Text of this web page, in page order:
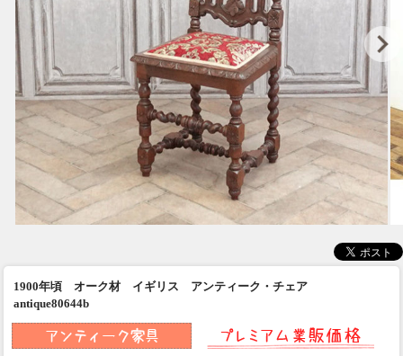
1900年頃 オーク材 イギリス アンティーク・チェア
antique80644b